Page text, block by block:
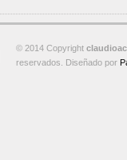
© 2014 Copyright
reservados. Diseñado por